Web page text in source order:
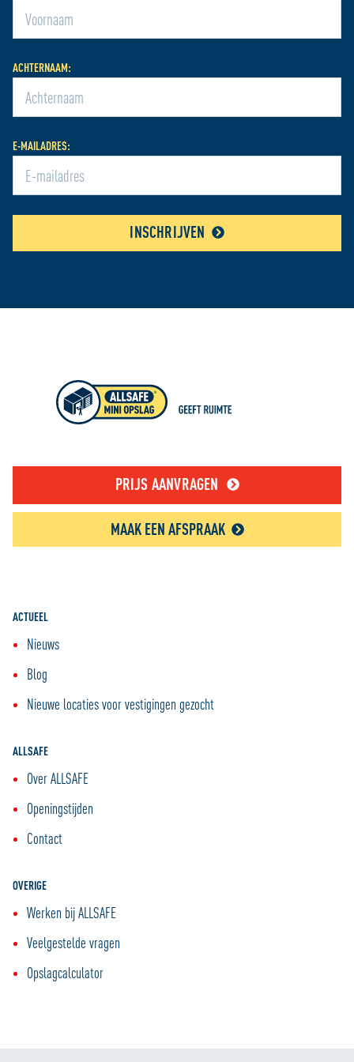
ACHTERNAAM:
E-MAILADRES:
INSCHRIJVEN
PRIJS AANVRAGEN
MAAK EEN AFSPRAAK
ACTUEEL
Nieuws
Blog
Nieuwe locaties voor vestigingen gezocht
ALLSAFE
Over ALLSAFE
Openingstijden
Contact
OVERIGE
Werken bij ALLSAFE
Veelgestelde vragen
Opslagcalculator